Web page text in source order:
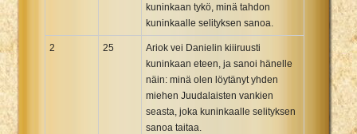
kuninkaan tykö, minä tahdon
kuninkaalle selityksen sanoa.
2 25
Ariok vei Danielin kiiiruusti
kuninkaan eteen, ja sanoi hänelle
näin: minä olen löytänyt yhden
miehen Juudalaisten vankien
seasta, joka kuninkaalle selityksen
sanoa taitaa.